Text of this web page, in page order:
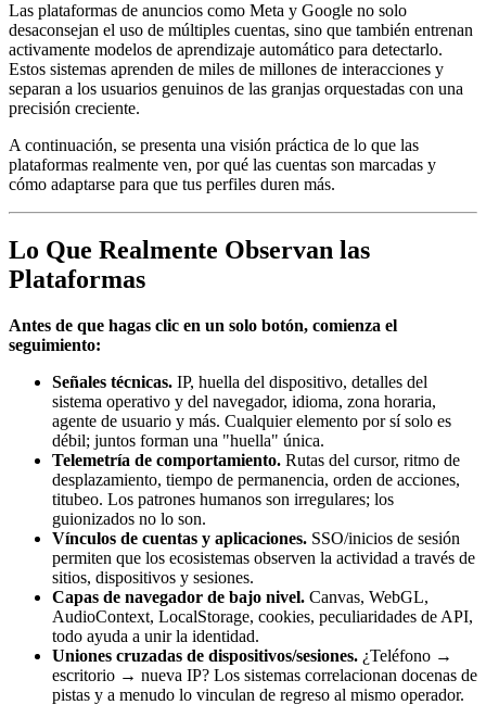
Las plataformas de anuncios como Meta y Google no solo
desaconsejan el uso de múltiples cuentas, sino que también entrenan
activamente modelos de aprendizaje automático para detectarlo.
Estos sistemas aprenden de miles de millones de interacciones y
separan a los usuarios genuinos de las granjas orquestadas con una
precisión creciente.
A continuación, se presenta una visión práctica de lo que las
plataformas realmente ven, por qué las cuentas son marcadas y
cómo adaptarse para que tus perfiles duren más.
Lo Que Realmente Observan las
Plataformas
Antes de que hagas clic en un solo botón, comienza el
seguimiento:
Señales técnicas. IP, huella del dispositivo, detalles del
sistema operativo y del navegador, idioma, zona horaria,
agente de usuario y más. Cualquier elemento por sí solo es
débil; juntos forman una "huella" única.
Telemetría de comportamiento. Rutas del cursor, ritmo de
desplazamiento, tiempo de permanencia, orden de acciones,
titubeo. Los patrones humanos son irregulares; los
guionizados no lo son.
Vínculos de cuentas y aplicaciones. SSO/inicios de sesión
permiten que los ecosistemas observen la actividad a través de
sitios, dispositivos y sesiones.
Capas de navegador de bajo nivel. Canvas, WebGL,
AudioContext, LocalStorage, cookies, peculiaridades de API,
todo ayuda a unir la identidad.
Uniones cruzadas de dispositivos/sesiones. ¿Teléfono →
escritorio → nueva IP? Los sistemas correlacionan docenas de
pistas y a menudo lo vinculan de regreso al mismo operador.